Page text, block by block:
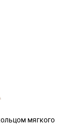
мягкого